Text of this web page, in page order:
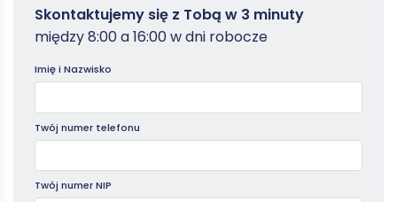
Zamowterminal
Poradniki
Skontaktujemy się z Tobą w 3 minuty
między 8:00 a 16:00 w dni robocze
Imię i Nazwisko
Twój numer telefonu
Twój numer NIP